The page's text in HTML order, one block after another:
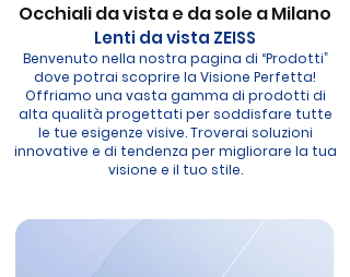
Occhiali da vista e da sole a Milano
Lenti da vista ZEISS
Benvenuto nella nostra pagina di “Prodotti”
dove potrai scoprire la Visione Perfetta!
Offriamo una vasta gamma di prodotti di
alta qualità progettati per soddisfare tutte
le tue esigenze visive. Troverai soluzioni
innovative e di tendenza per migliorare la tua
visione e il tuo stile.